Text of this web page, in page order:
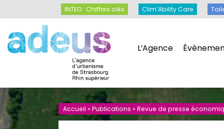
L’Agence
INTEO : Chiffres clés Clim’Ability Care
INTEO : Chiffres clés Clim’Ability Care
Accueil » Publications » Revue de presse
Panneau de gestion des cookies